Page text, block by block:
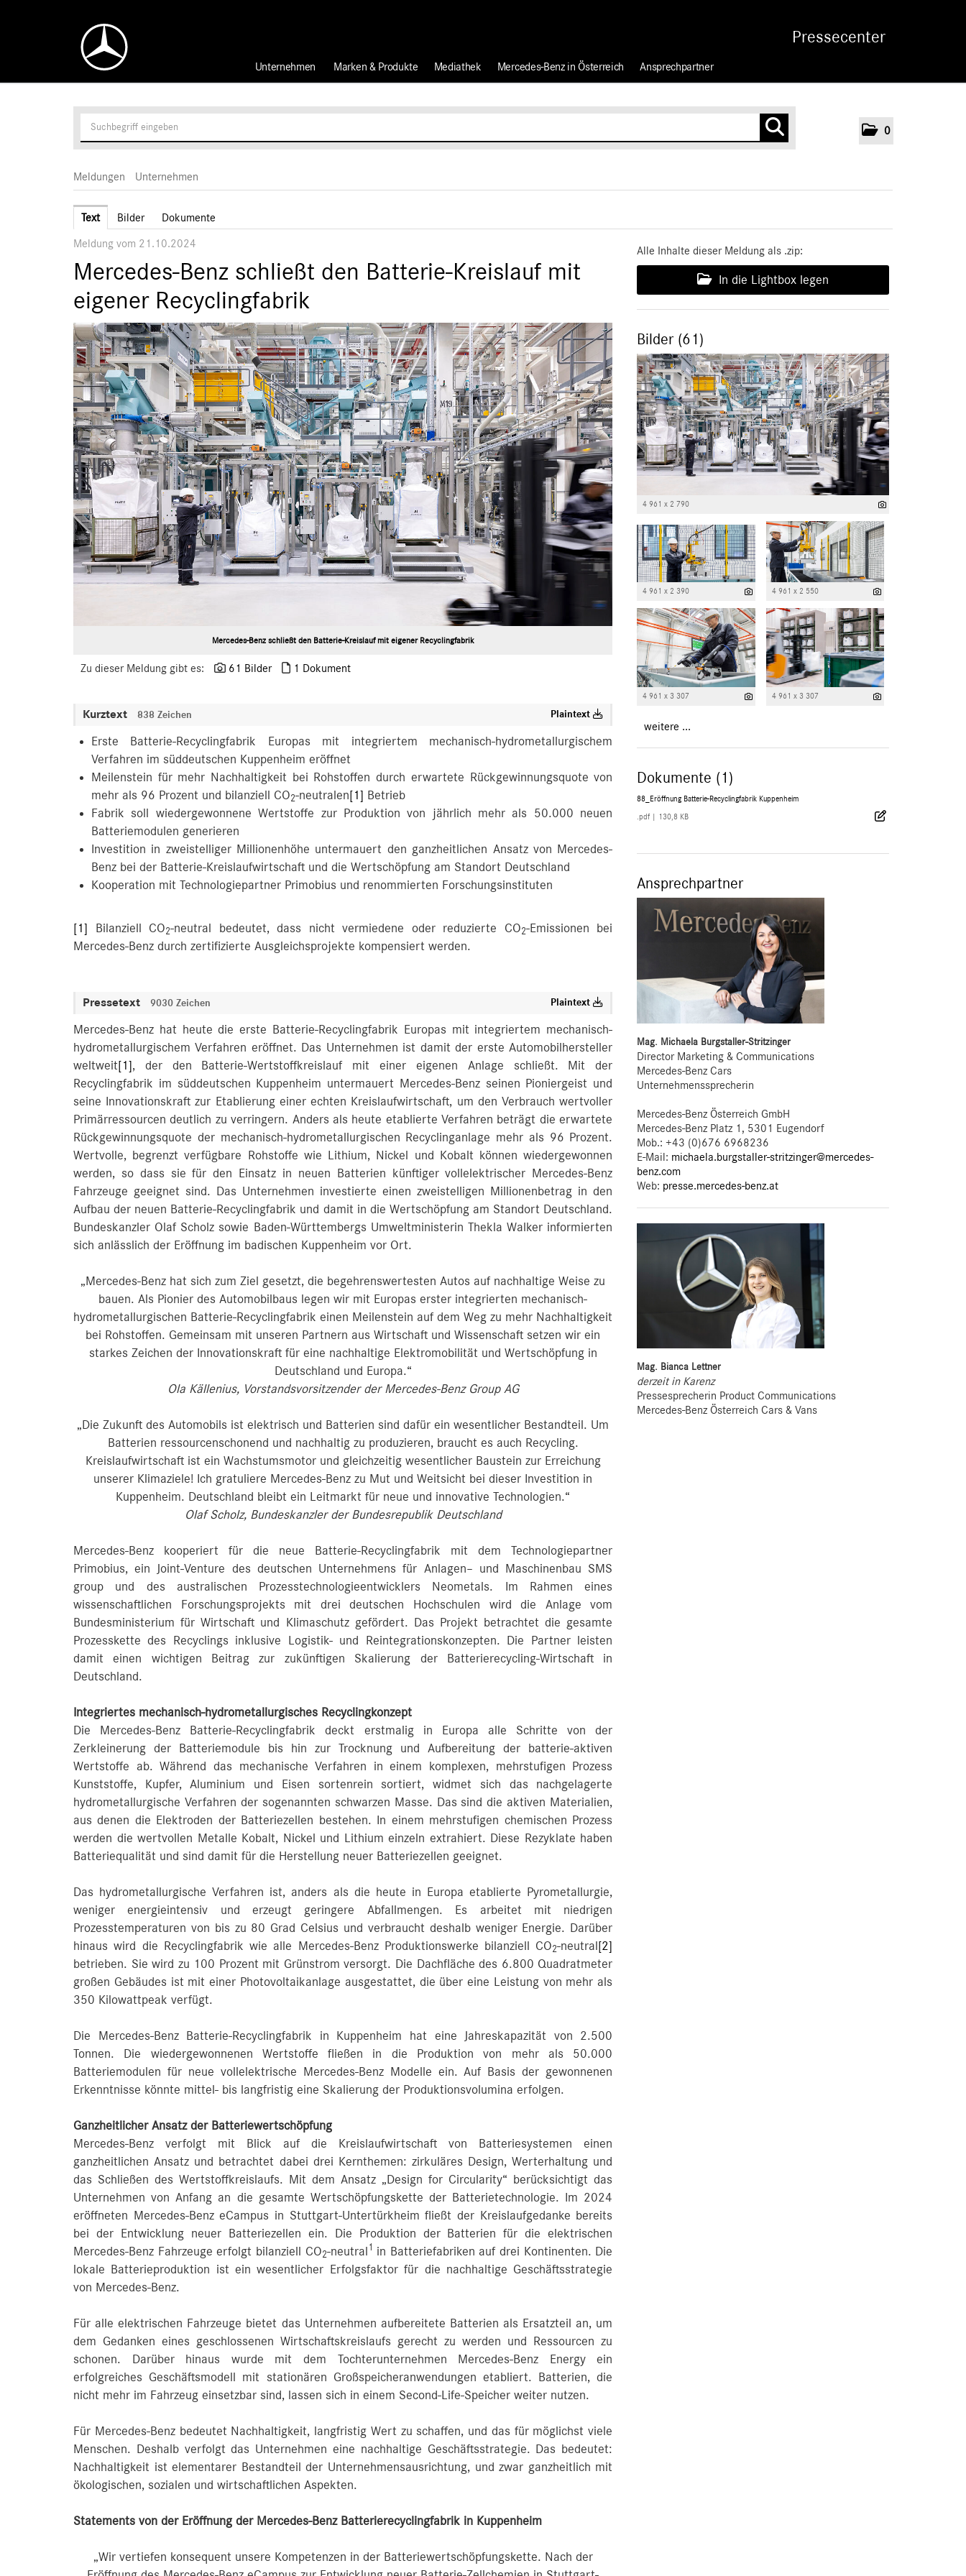
Pressecenter
0
Unternehmen Marken & Produkte Mediathek Mercedes-Benz in Österreich Ansprechpartner
Meldungen Unternehmen
Text Bilder Dokumente
Meldung vom 21.10.2024
Mercedes-Benz schließt den Batterie-Kreislauf mit
eigener Recyclingfabrik
Mercedes-Benz schließt den Batterie-Kreislauf mit eigener Recyclingfabrik
Zu dieser Meldung gibt es: 61 Bilder 1 Dokument
Kurztext 838 Zeichen Plaintext
Erste Batterie-Recyclingfabrik Europas mit integriertem mechanisch-hydrometallurgischem
Verfahren im süddeutschen Kuppenheim eröffnet
Meilenstein für mehr Nachhaltigkeit bei Rohstoffen durch erwartete Rückgewinnungsquote von
mehr als 96 Prozent und bilanziell CO2-neutralen[1] Betrieb
Fabrik soll wiedergewonnene Wertstoffe zur Produktion von jährlich mehr als 50.000 neuen
Batteriemodulen generieren
Investition in zweistelliger Millionenhöhe untermauert den ganzheitlichen Ansatz von Mercedes-
Benz bei der Batterie-Kreislaufwirtschaft und die Wertschöpfung am Standort Deutschland
Kooperation mit Technologiepartner Primobius und renommierten Forschungsinstituten
[1] Bilanziell CO2-neutral bedeutet, dass nicht vermiedene oder reduzierte CO2-Emissionen bei
Mercedes-Benz durch zertifizierte Ausgleichsprojekte kompensiert werden.
Pressetext 9030 Zeichen Plaintext
Mercedes-Benz hat heute die erste Batterie-Recyclingfabrik Europas mit integriertem mechanisch-
hydrometallurgischem Verfahren eröffnet. Das Unternehmen ist damit der erste Automobilhersteller
weltweit[1], der den Batterie-Wertstoffkreislauf mit einer eigenen Anlage schließt. Mit der
Recyclingfabrik im süddeutschen Kuppenheim untermauert Mercedes-Benz seinen Pioniergeist und
seine Innovationskraft zur Etablierung einer echten Kreislaufwirtschaft, um den Verbrauch wertvoller
Primärressourcen deutlich zu verringern. Anders als heute etablierte Verfahren beträgt die erwartete
Rückgewinnungsquote der mechanisch-hydrometallurgischen Recyclinganlage mehr als 96 Prozent.
Wertvolle, begrenzt verfügbare Rohstoffe wie Lithium, Nickel und Kobalt können wiedergewonnen
werden, so dass sie für den Einsatz in neuen Batterien künftiger vollelektrischer Mercedes-Benz
Fahrzeuge geeignet sind. Das Unternehmen investierte einen zweistelligen Millionenbetrag in den
Aufbau der neuen Batterie-Recyclingfabrik und damit in die Wertschöpfung am Standort Deutschland.
Bundeskanzler Olaf Scholz sowie Baden-Württembergs Umweltministerin Thekla Walker informierten
sich anlässlich der Eröffnung im badischen Kuppenheim vor Ort.
„Mercedes-Benz hat sich zum Ziel gesetzt, die begehrenswertesten Autos auf nachhaltige Weise zu
bauen. Als Pionier des Automobilbaus legen wir mit Europas erster integrierten mechanisch-
hydrometallurgischen Batterie-Recyclingfabrik einen Meilenstein auf dem Weg zu mehr Nachhaltigkeit
bei Rohstoffen. Gemeinsam mit unseren Partnern aus Wirtschaft und Wissenschaft setzen wir ein
starkes Zeichen der Innovationskraft für eine nachhaltige Elektromobilität und Wertschöpfung in
Deutschland und Europa.“
Ola Källenius, Vorstandsvorsitzender der Mercedes-Benz Group AG
„Die Zukunft des Automobils ist elektrisch und Batterien sind dafür ein wesentlicher Bestandteil. Um
Batterien ressourcenschonend und nachhaltig zu produzieren, braucht es auch Recycling.
Kreislaufwirtschaft ist ein Wachstumsmotor und gleichzeitig wesentlicher Baustein zur Erreichung
unserer Klimaziele! Ich gratuliere Mercedes-Benz zu Mut und Weitsicht bei dieser Investition in
Kuppenheim. Deutschland bleibt ein Leitmarkt für neue und innovative Technologien.“
Olaf Scholz, Bundeskanzler der Bundesrepublik Deutschland
Mercedes-Benz kooperiert für die neue Batterie-Recyclingfabrik mit dem Technologiepartner
Primobius, ein Joint-Venture des deutschen Unternehmens für Anlagen– und Maschinenbau SMS
group und des australischen Prozesstechnologieentwicklers Neometals. Im Rahmen eines
wissenschaftlichen Forschungsprojekts mit drei deutschen Hochschulen wird die Anlage vom
Bundesministerium für Wirtschaft und Klimaschutz gefördert. Das Projekt betrachtet die gesamte
Prozesskette des Recyclings inklusive Logistik- und Reintegrationskonzepten. Die Partner leisten
damit einen wichtigen Beitrag zur zukünftigen Skalierung der Batterierecycling-Wirtschaft in
Deutschland.
Integriertes mechanisch-hydrometallurgisches Recyclingkonzept
Die Mercedes-Benz Batterie-Recyclingfabrik deckt erstmalig in Europa alle Schritte von der
Zerkleinerung der Batteriemodule bis hin zur Trocknung und Aufbereitung der batterie-aktiven
Wertstoffe ab. Während das mechanische Verfahren in einem komplexen, mehrstufigen Prozess
Kunststoffe, Kupfer, Aluminium und Eisen sortenrein sortiert, widmet sich das nachgelagerte
hydrometallurgische Verfahren der sogenannten schwarzen Masse. Das sind die aktiven Materialien,
aus denen die Elektroden der Batteriezellen bestehen. In einem mehrstufigen chemischen Prozess
werden die wertvollen Metalle Kobalt, Nickel und Lithium einzeln extrahiert. Diese Rezyklate haben
Batteriequalität und sind damit für die Herstellung neuer Batteriezellen geeignet.
Das hydrometallurgische Verfahren ist, anders als die heute in Europa etablierte Pyrometallurgie,
weniger energieintensiv und erzeugt geringere Abfallmengen. Es arbeitet mit niedrigen
Prozesstemperaturen von bis zu 80 Grad Celsius und verbraucht deshalb weniger Energie. Darüber
hinaus wird die Recyclingfabrik wie alle Mercedes-Benz Produktionswerke bilanziell CO2-neutral [2]
betrieben. Sie wird zu 100 Prozent mit Grünstrom versorgt. Die Dachfläche des 6.800 Quadratmeter
großen Gebäudes ist mit einer Photovoltaikanlage ausgestattet, die über eine Leistung von mehr als
350 Kilowattpeak verfügt.
Die Mercedes-Benz Batterie-Recyclingfabrik in Kuppenheim hat eine Jahreskapazität von 2.500
Tonnen. Die wiedergewonnenen Wertstoffe fließen in die Produktion von mehr als 50.000
Batteriemodulen für neue vollelektrische Mercedes-Benz Modelle ein. Auf Basis der gewonnenen
Erkenntnisse könnte mittel- bis langfristig eine Skalierung der Produktionsvolumina erfolgen.
Ganzheitlicher Ansatz der Batteriewertschöpfung
Mercedes-Benz verfolgt mit Blick auf die Kreislaufwirtschaft von Batteriesystemen einen
ganzheitlichen Ansatz und betrachtet dabei drei Kernthemen: zirkuläres Design, Werterhaltung und
das Schließen des Wertstoffkreislaufs. Mit dem Ansatz „Design for Circularity“ berücksichtigt das
Unternehmen von Anfang an die gesamte Wertschöpfungskette der Batterietechnologie. Im 2024
eröffneten Mercedes-Benz eCampus in Stuttgart-Untertürkheim fließt der Kreislaufgedanke bereits
bei der Entwicklung neuer Batteriezellen ein. Die Produktion der Batterien für die elektrischen
Mercedes-Benz Fahrzeuge erfolgt bilanziell CO2-neutral 1
in Batteriefabriken auf drei Kontinenten. Die
lokale Batterieproduktion ist ein wesentlicher Erfolgsfaktor für die nachhaltige Geschäftsstrategie
von Mercedes-Benz.
Für alle elektrischen Fahrzeuge bietet das Unternehmen aufbereitete Batterien als Ersatzteil an, um
dem Gedanken eines geschlossenen Wirtschaftskreislaufs gerecht zu werden und Ressourcen zu
schonen. Darüber hinaus wurde mit dem Tochterunternehmen Mercedes-Benz Energy ein
erfolgreiches Geschäftsmodell mit stationären Großspeicheranwendungen etabliert. Batterien, die
nicht mehr im Fahrzeug einsetzbar sind, lassen sich in einem Second-Life-Speicher weiter nutzen.
Für Mercedes-Benz bedeutet Nachhaltigkeit, langfristig Wert zu schaffen, und das für möglichst viele
Menschen. Deshalb verfolgt das Unternehmen eine nachhaltige Geschäftsstrategie. Das bedeutet:
Nachhaltigkeit ist elementarer Bestandteil der Unternehmensausrichtung, und zwar ganzheitlich mit
ökologischen, sozialen und wirtschaftlichen Aspekten.
Statements von der Eröffnung der Mercedes-Benz Batterierecyclingfabrik in Kuppenheim
„Wir vertiefen konsequent unsere Kompetenzen in der Batteriewertschöpfungskette. Nach der
Alle Inhalte dieser Meldung als .zip:
In die Lightbox legen
Bilder (61)
4 961 x 2 790
4 961 x 2 390 4 961 x 2 550
4 961 x 3 307 4 961 x 3 307
weitere ...
Dokumente (1)
88_Eröffnung Batterie-Recyclingfabrik Kuppenheim
.pdf 130,8 KB
Ansprechpartner
Mag. Michaela Burgstaller-Stritzinger
Director Marketing & Communications
Mercedes-Benz Cars
Unternehmenssprecherin
Mercedes-Benz Österreich GmbH
Mercedes-Benz Platz 1, 5301 Eugendorf
Mob.:+43 (0)676 6968236
E-Mail: michaela.burgstaller-stritzinger@mercedes-
benz.com
Web: presse.mercedes-benz.at
Mag. Bianca Lettner
derzeit in Karenz
Pressesprecherin Product Communications
Mercedes-Benz Österreich Cars & Vans